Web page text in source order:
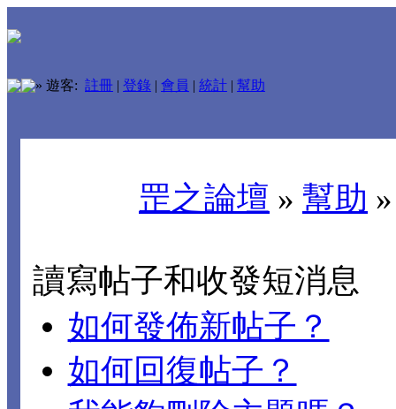
» 遊客: 註冊 | 登錄 | 會員 | 統計 | 幫助
罡之論壇 » 幫助
讀寫帖子和收發短消息
如何發佈新帖子？
如何回復帖子？